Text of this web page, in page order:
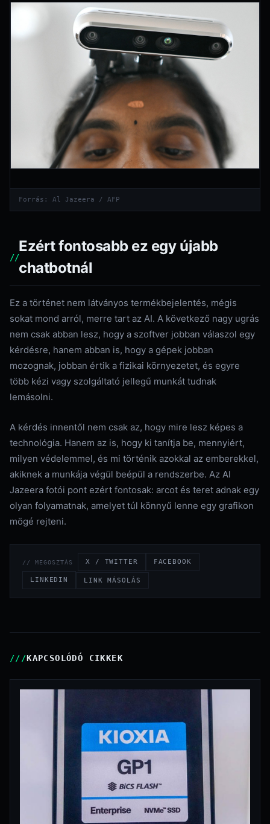
Forrás: Al Jazeera / AFP
Ezért fontosabb ez egy újabb
chatbotnál
Ez a történet nem látványos termékbejelentés, mégis
sokat mond arról, merre tart az AI. A következő nagy ugrás
nem csak abban lesz, hogy a szoftver jobban válaszol egy
kérdésre, hanem abban is, hogy a gépek jobban
mozognak, jobban értik a fizikai környezetet, és egyre
több kézi vagy szolgáltató jellegű munkát tudnak
lemásolni.
A kérdés innentől nem csak az, hogy mire lesz képes a
technológia. Hanem az is, hogy ki tanítja be, mennyiért,
milyen védelemmel, és mi történik azokkal az emberekkel,
akiknek a munkája végül beépül a rendszerbe. Az Al
Jazeera fotói pont ezért fontosak: arcot és teret adnak egy
olyan folyamatnak, amelyet túl könnyű lenne egy grafikon
mögé rejteni.
// MEGOSZTÁS X / TWITTER FACEBOOK
LINKEDIN LINK MÁSOLÁS
KAPCSOLÓDÓ CIKKEK